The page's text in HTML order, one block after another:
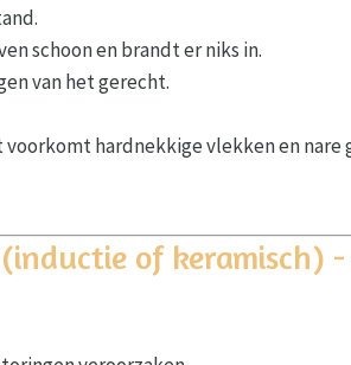
schoon en brandt er niks in.
van het gerecht.
hardnekkige vlekken en nare
of keramisch) -